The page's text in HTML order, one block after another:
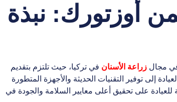
أوزتورك: نبذة
في مجال زراعة الأسنان في تركيا، حيث تلتزم بتقديم
إلى توفير التقنيات الحديثة والأجهزة المتطورة
على تحقيق أعلى معايير السلامة والجودة في